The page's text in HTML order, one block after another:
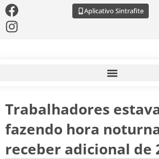
Aplicativo Sintrafite
Trabalhadores
fazendo hora
receber adicional de